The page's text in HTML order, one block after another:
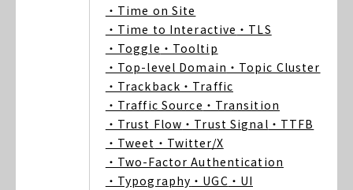
・Time on Site
・Time to Interactive ・TLS
・Toggle ・Tooltip
・Top-level Domain ・Topic Cluster
・Trackback ・Traffic
・Traffic Source ・Transition
・Trust Flow ・Trust Signal ・TTFB
・Tweet ・Twitter/X
・Two-Factor Authentication
・Typography ・UGC ・UI